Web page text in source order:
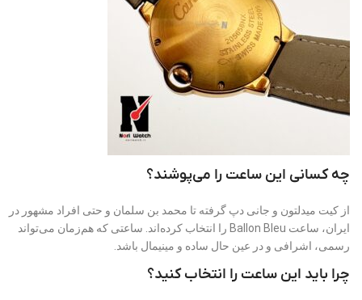
چه کسانی این ساعت را می‌پوشند؟
از کیت میدلتون و جانی دپ گرفته تا محمد بن سلمان و حتی افراد مشهور در
ایران، ساعت Ballon Bleu را انتخاب کرده‌اند. ساعتی که هم‌زمان می‌تواند
رسمی، اشرافی و در عین حال ساده و مینیمال باشد.
چرا باید این ساعت را انتخاب کنید؟